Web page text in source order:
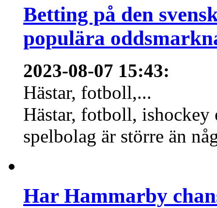
Betting på den
populära
2023-08-07 15:43:
Hästar, fotboll,...
Hästar, fotboll,
spelbolag är större än
Har Hammarby